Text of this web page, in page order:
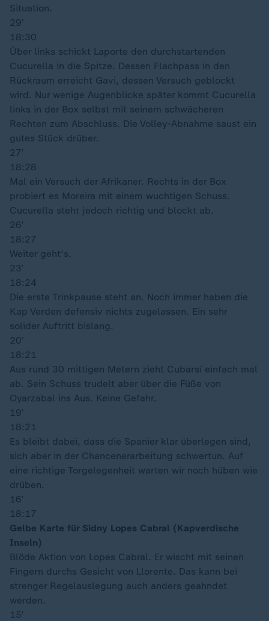
Situation.
29′
18:30
Über links schickt Laporte den durchstartenden
Cucurella in die Spitze. Dessen Flachpass in den
Rückraum erreicht Gavi, dessen Versuch geblockt
wird. Nur wenige Augenblicke später kommt Cucurella
links in der Box selbst mit seinem schwächeren
Rechten zum Abschluss. Die Volley-Abnahme saust ein
gutes Stück drüber.
27′
18:28
Mal ein Versuch der Afrikaner. Rechts in der Box
probiert es Moreira mit einem wuchtigen Schuss.
Cucurella steht jedoch richtig und blockt ab.
26′
18:27
Weiter geht's.
23′
18:24
Die erste Trinkpause steht an. Noch immer haben die
Kap Verden defensiv nichts zugelassen. Ein sehr
solider Auftritt bislang.
20′
18:21
Aus rund 30 mittigen Metern zieht Cubarsí einfach mal
ab. Sein Schuss trudelt aber über die Füße von
Oyarzabal ins Aus. Keine Gefahr.
19′
18:21
Es bleibt dabei, dass die Spanier klar überlegen sind,
sich aber in der Chancenerarbeitung schwertun. Auf
eine richtige Torgelegenheit warten wir noch hüben wie
drüben.
16′
18:17
Gelbe Karte für Sidny Lopes Cabral (Kapverdische
Inseln)
Blöde Aktion von Lopes Cabral. Er wischt mit seinen
Fingern durchs Gesicht von Llorente. Das kann bei
strenger Regelauslegung auch anders geahndet
werden.
15′